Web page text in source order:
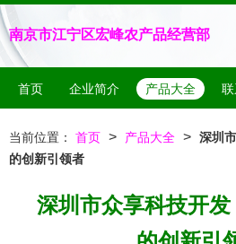
南京市江宁区宏峰农产品经营部
首页 企业简介 产品大全
当前位置： 首页 > 产品大全 > 深圳
的创新引领者
深圳市众享科技开